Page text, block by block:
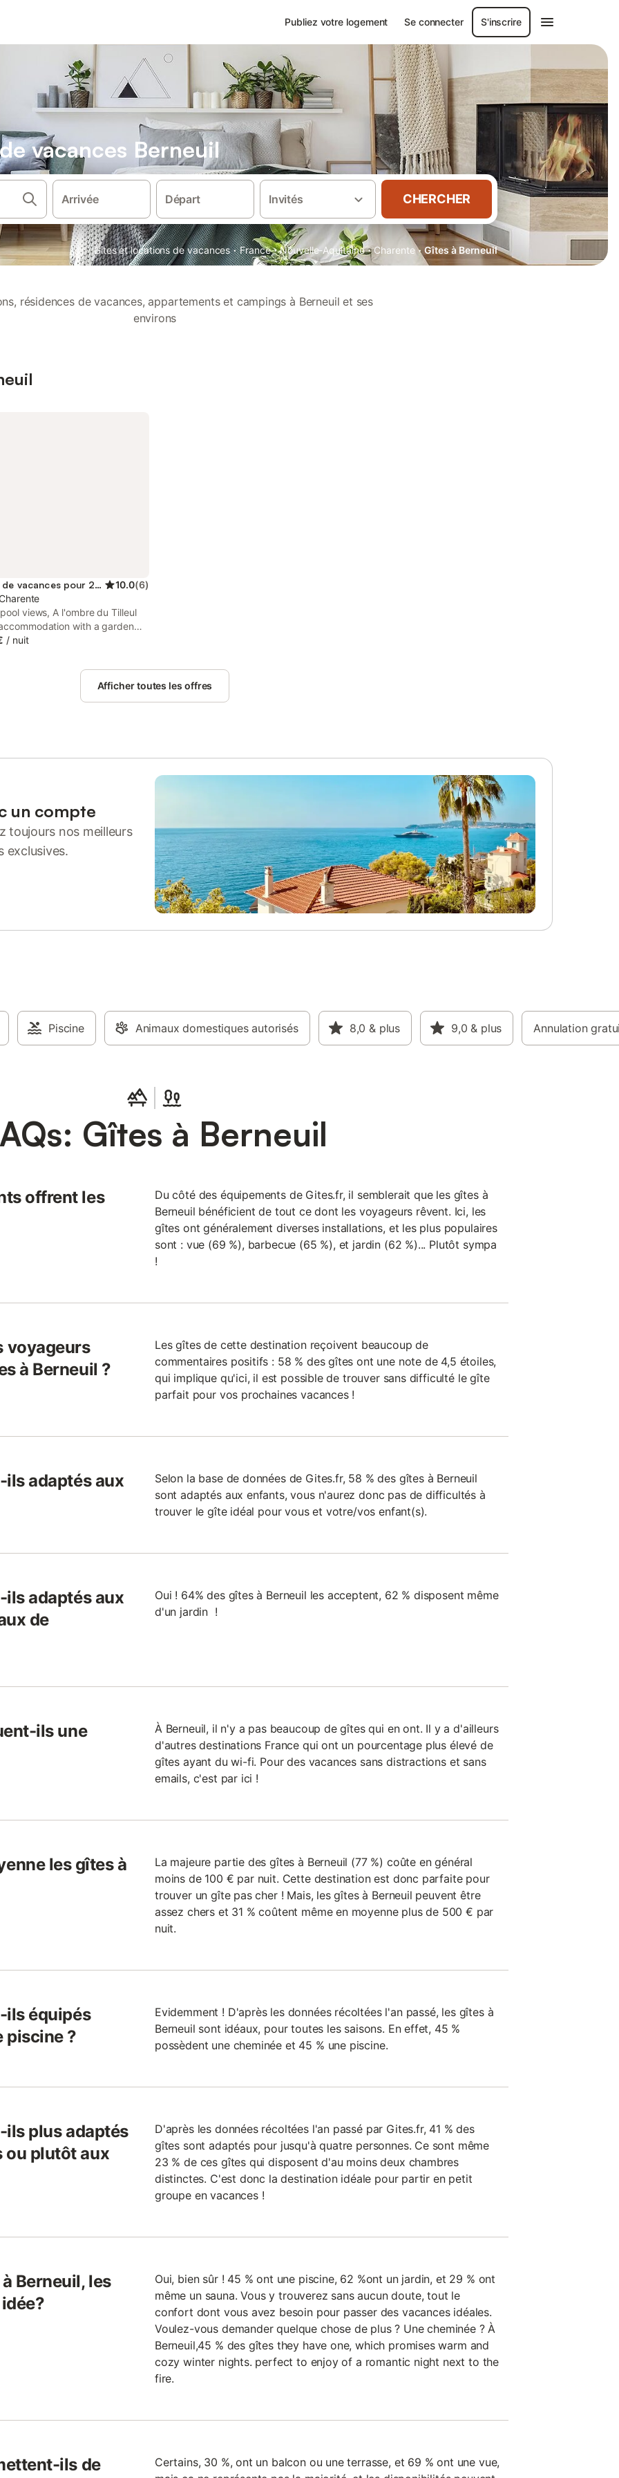
Publiez votre logement Se connecter S'inscrire
vacances Berneuil
Arrivée Départ Invités CHERCHER
Gîtes et locations de vacances · France · Nouvelle-Aquitaine · Charente · Gîtes à Berneuil
résidences de vacances, appartements et campings à Berneuil et ses
environs
Location de vacances pour 2 personnes 10.0(6)
views, A l'ombre du Tilleul
with a garden
around 45 km from Cognac
and free private parking.
/ nuit
Afficher toutes les offres
un compte
toujours nos meilleurs
exclusives.
Piscine Animaux domestiques autorisés 8,0 & plus 9,0 & plus Annulation
Gîtes à Berneuil
offrent les
Du côté des équipements de Gites.fr, il semblerait que les gîtes à
Berneuil bénéficient de tout ce dont les voyageurs rêvent. Ici, les
gîtes ont généralement diverses installations, et les plus populaires
sont : vue (69 %), barbecue (65 %), et jardin (62 %)... Plutôt sympa
!
voyageurs
à Berneuil ?
Les gîtes de cette destination reçoivent beaucoup de
commentaires positifs : 58 % des gîtes ont une note de 4,5 étoiles,
qui implique qu'ici, il est possible de trouver sans difficulté le gîte
parfait pour vos prochaines vacances !
ils adaptés aux
Selon la base de données de Gites.fr, 58 % des gîtes à Berneuil
sont adaptés aux enfants, vous n'aurez donc pas de difficultés à
trouver le gîte idéal pour vous et votre/vos enfant(s).
ils adaptés aux
de
Oui ! 64% des gîtes à Berneuil les acceptent, 62 % disposent même
d'un jardin !
ils une
À Berneuil, il n'y a pas beaucoup de gîtes qui en ont. Il y a d'ailleurs
d'autres destinations France qui ont un pourcentage plus élevé de
gîtes ayant du wi-fi. Pour des vacances sans distractions et sans
emails, c'est par ici !
les gîtes à
La majeure partie des gîtes à Berneuil (77 %) coûte en général
moins de 100 € par nuit. Cette destination est donc parfaite pour
trouver un gîte pas cher ! Mais, les gîtes à Berneuil peuvent être
assez chers et 31 % coûtent même en moyenne plus de 500 € par
nuit.
ils équipés
piscine ?
Evidemment ! D'après les données récoltées l'an passé, les gîtes à
Berneuil sont idéaux, pour toutes les saisons. En effet, 45 %
possèdent une cheminée et 45 % une piscine.
ils plus adaptés
ou plutôt aux
D'après les données récoltées l'an passé par Gites.fr, 41 % des
gîtes sont adaptés pour jusqu'à quatre personnes. Ce sont même
23 % de ces gîtes qui disposent d'au moins deux chambres
distinctes. C'est donc la destination idéale pour partir en petit
groupe en vacances !
Berneuil, les
Oui, bien sûr ! 45 % ont une piscine, 62 %ont un jardin, et 29 % ont
même un sauna. Vous y trouverez sans aucun doute, tout le
confort dont vous avez besoin pour passer des vacances idéales.
Voulez-vous demander quelque chose de plus ? Une cheminée ? À
Berneuil,45 % des gîtes they have one, which promises warm and
cozy winter nights. perfect to enjoy of a romantic night next to the
fire.
ils de
Certains, 30 %, ont un balcon ou une terrasse, et 69 % ont une vue,